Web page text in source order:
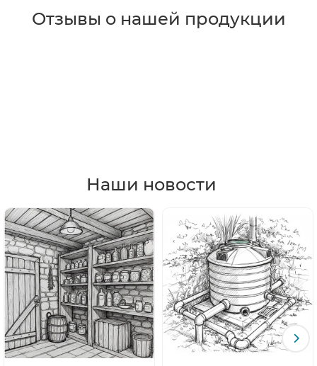
Отзывы о нашей продукции
Наши новости